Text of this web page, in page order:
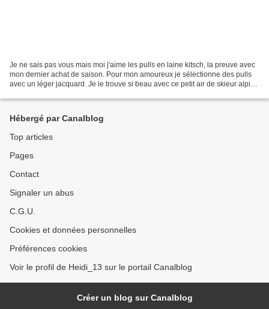
Je ne sais pas vous mais moi j'aime les pulls en laine kitsch, la preuve avec
mon dernier achat de saison. Pour mon amoureux je sélectionne des pulls
avec un léger jacquard. Je le trouve si beau avec ce petit air de skieur alpin.
Hébergé par Canalblog
Top articles
Pages
Contact
Signaler un abus
C.G.U.
Cookies et données personnelles
Préférences cookies
Voir le profil de Heidi_13 sur le portail Canalblog
Créer un blog sur Canalblog